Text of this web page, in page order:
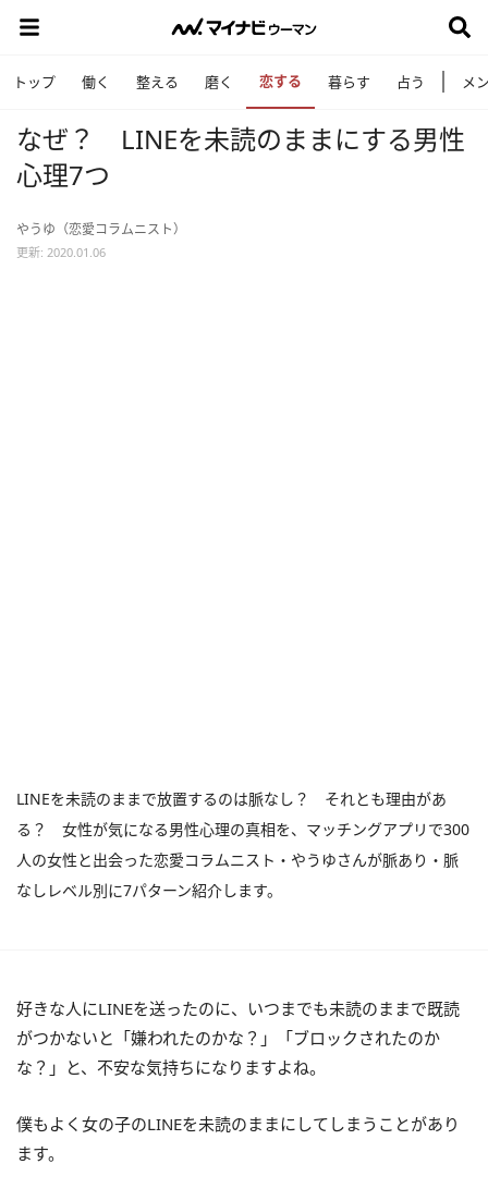
トップ 働く 整える 磨く 恋する 暮らす 占う メ
なぜ？ LINEを未読のままにする男性
心理7つ
やうゆ（恋愛コラムニスト）
更新: 2020.01.06
LINEを未読のままで放置するのは脈なし？ それとも理由があ
る？ 女性が気になる男性心理の真相を、マッチングアプリで300
人の女性と出会った恋愛コラムニスト・やうゆさんが脈あり・脈
なしレベル別に7パターン紹介します。
好きな人にLINEを送ったのに、いつまでも未読のままで既読
がつかないと「嫌われたのかな？」「ブロックされたのか
な？」と、不安な気持ちになりますよね。
僕もよく女の子のLINEを未読のままにしてしまうことがあり
ます。